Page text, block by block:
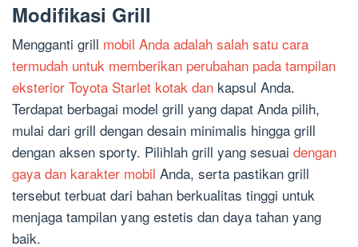
Modifikasi Grill
Mengganti grill mobil Anda adalah salah satu cara
termudah untuk memberikan perubahan pada tampilan
eksterior Toyota Starlet kotak dan kapsul Anda.
Terdapat berbagai model grill yang dapat Anda pilih,
mulai dari grill dengan desain minimalis hingga grill
dengan aksen sporty. Pilihlah grill yang sesuai dengan
gaya dan karakter mobil Anda, serta pastikan grill
tersebut terbuat dari bahan berkualitas tinggi untuk
menjaga tampilan yang estetis dan daya tahan yang
baik.